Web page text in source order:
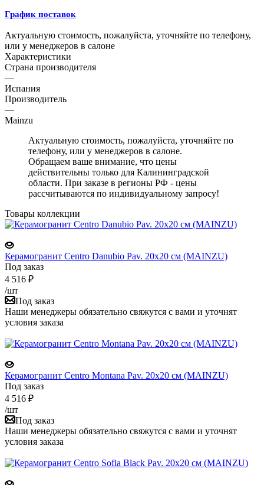
График поставок
Актуальную стоимость, пожалуйста, уточняйте по телефону,
или у менеджеров в салоне
Характеристики
Страна производителя
—
Испания
Производитель
—
Mainzu
Актуальную стоимость, пожалуйста, уточняйте по
телефону, или у менеджеров в салоне.
Обращаем ваше внимание, что цены
действительны только для Калининградской
области. При заказе в регионы РФ - цены
рассчитываются по индивидуальному запросу!
Товары коллекции
Керамогранит Centro Danubio Pav. 20x20 см (MAINZU)
Под заказ
4 516 ₽
/шт
Под заказ
Наши менеджеры обязательно свяжутся с вами и уточнят
условия заказа
Керамогранит Centro Montana Pav. 20x20 см (MAINZU)
Под заказ
4 516 ₽
/шт
Под заказ
Наши менеджеры обязательно свяжутся с вами и уточнят
условия заказа